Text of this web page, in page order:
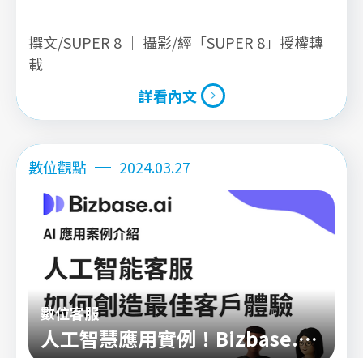
增加漏掉重要訊息的機率，而對顧客體驗造成負
面影響。
撰文/SUPER 8 ｜ 攝影/經「SUPER 8」授權轉
載
詳看內文
數位觀點
2024.03.27
數位客服
人工智慧應用實例！Bizbase.ai